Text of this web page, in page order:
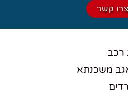
קשר
רכב
משכנתא